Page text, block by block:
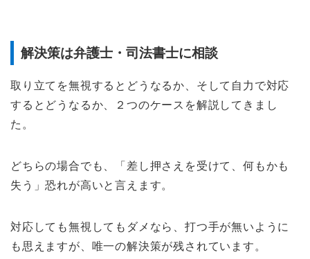
解決策は弁護士・司法書士に相談
取り立てを無視するとどうなるか、そして自力で対応
するとどうなるか、２つのケースを解説してきまし
た。
どちらの場合でも、「差し押さえを受けて、何もかも
失う」恐れが高いと言えます。
対応しても無視してもダメなら、打つ手が無いように
も思えますが、唯一の解決策が残されています。